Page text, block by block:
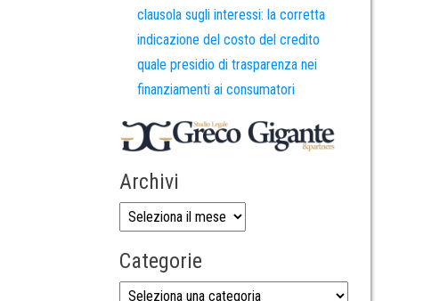
clausola sugli interessi: la corretta
indicazione del costo del credito
quale presidio di trasparenza nei
finanziamenti ai consumatori
Archivi
Categorie